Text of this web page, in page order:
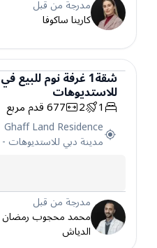
مدرجة من قبل
كارينا ساكوفا
شقة
شقة1غرفة نومللبيعفي
للاستديوهات
1
2
677قدم مربع
Ghaff Land Residence
مدينة دبي للاستديوهات -
مدرجة من قبل
محمد محجوب رمضان
الدياش